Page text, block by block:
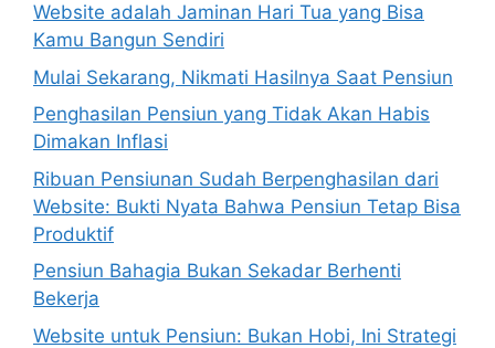
Website adalah Jaminan Hari Tua yang Bisa
Kamu Bangun Sendiri
Mulai Sekarang, Nikmati Hasilnya Saat Pensiun
Penghasilan Pensiun yang Tidak Akan Habis
Dimakan Inflasi
Ribuan Pensiunan Sudah Berpenghasilan dari
Website: Bukti Nyata Bahwa Pensiun Tetap Bisa
Produktif
Pensiun Bahagia Bukan Sekadar Berhenti
Bekerja
Website untuk Pensiun: Bukan Hobi, Ini Strategi